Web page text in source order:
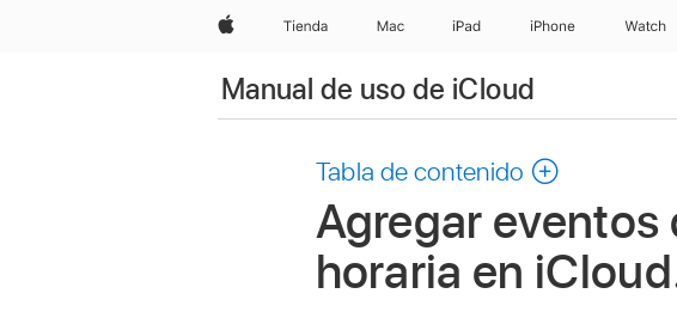
AppleTienda Mac iPad iPhone Watch
Manual de uso de iCloud
Tabla de contenido
Agregar eventos
horaria en